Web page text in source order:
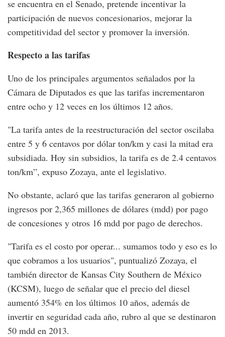
se encuentra en el Senado, pretende incentivar la
participación de nuevos concesionarios, mejorar la
competitividad del sector y promover la inversión.
Respecto a las tarifas
Uno de los principales argumentos señalados por la
Cámara de Diputados es que las tarifas incrementaron
entre ocho y 12 veces en los últimos 12 años.
"La tarifa antes de la reestructuración del sector oscilaba
entre 5 y 6 centavos por dólar ton/km y casi la mitad era
subsidiada. Hoy sin subsidios, la tarifa es de 2.4 centavos
ton/km”, expuso Zozaya, ante el legislativo.
No obstante, aclaró que las tarifas generaron al gobierno
ingresos por 2,365 millones de dólares (mdd) por pago
de concesiones y otros 16 mdd por pago de derechos.
"Tarifa es el costo por operar... sumamos todo y eso es lo
que cobramos a los usuarios", puntualizó Zozaya, el
también director de Kansas City Southern de México
(KCSM), luego de señalar que el precio del diesel
aumentó 354% en los últimos 10 años, además de
invertir en seguridad cada año, rubro al que se destinaron
50 mdd en 2013.